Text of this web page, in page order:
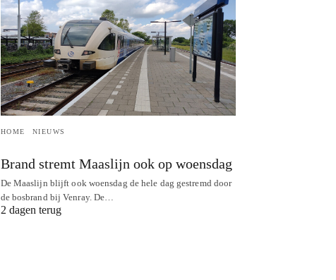
HOME NIEUWS
Brand stremt Maaslijn ook op woensdag
De Maaslijn blijft ook woensdag de hele dag gestremd door
de bosbrand bij Venray. De…
2 dagen terug